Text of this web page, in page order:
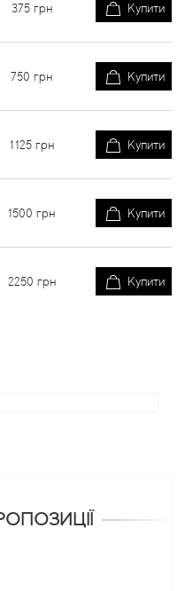
375 грн Купити
750 грн Купити
1125 грн Купити
1500 грн Купити
2250 грн Купити